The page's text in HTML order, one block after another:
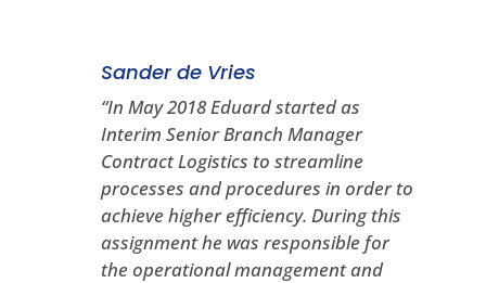
Sander de Vries
“In May 2018 Eduard started as
Interim Senior Branch Manager
Contract Logistics to streamline
processes and procedures in order to
achieve higher efficiency. During this
assignment he was responsible for
the operational management and